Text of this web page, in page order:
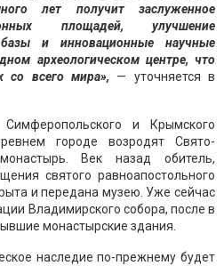
лет получит заслуженное
площадей, улучшение
базы и инновационные научные
археологическом центре, что
со всего мира», — уточняется в
и Крымского
городе возродят Свято-
Век назад обитель,
святого равноапостольного
и передана музею. Уже сейчас
Владимирского собора, после в
монастырские здания.
наследие по-прежнему будет